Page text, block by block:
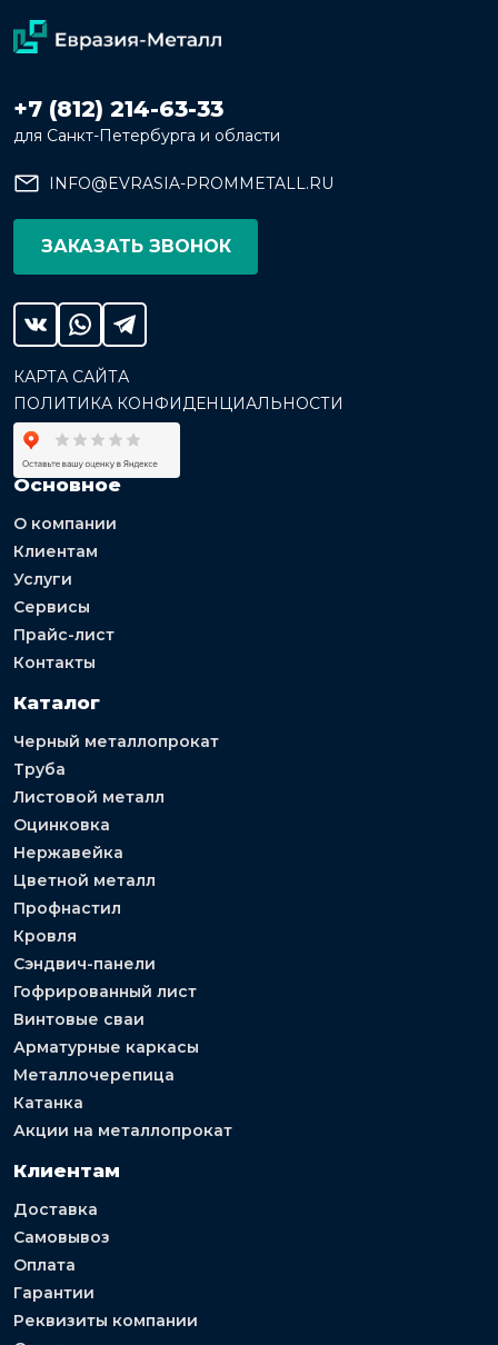
+7 (812) 214-63-33
для Санкт-Петербурга и области
INFO@EVRASIA-PROMMETALL.RU
ЗАКАЗАТЬ ЗВОНОК
КАРТА САЙТА
ПОЛИТИКА КОНФИДЕНЦИАЛЬНОСТИ
Основное
О компании
Клиентам
Услуги
Сервисы
Прайс-лист
Контакты
Каталог
Черный металлопрокат
Труба
Листовой металл
Оцинковка
Нержавейка
Цветной металл
Профнастил
Кровля
Сэндвич-панели
Гофрированный лист
Винтовые сваи
Арматурные каркасы
Металлочерепица
Катанка
Акции на металлопрокат
Клиентам
Доставка
Самовывоз
Оплата
Гарантии
Реквизиты компании